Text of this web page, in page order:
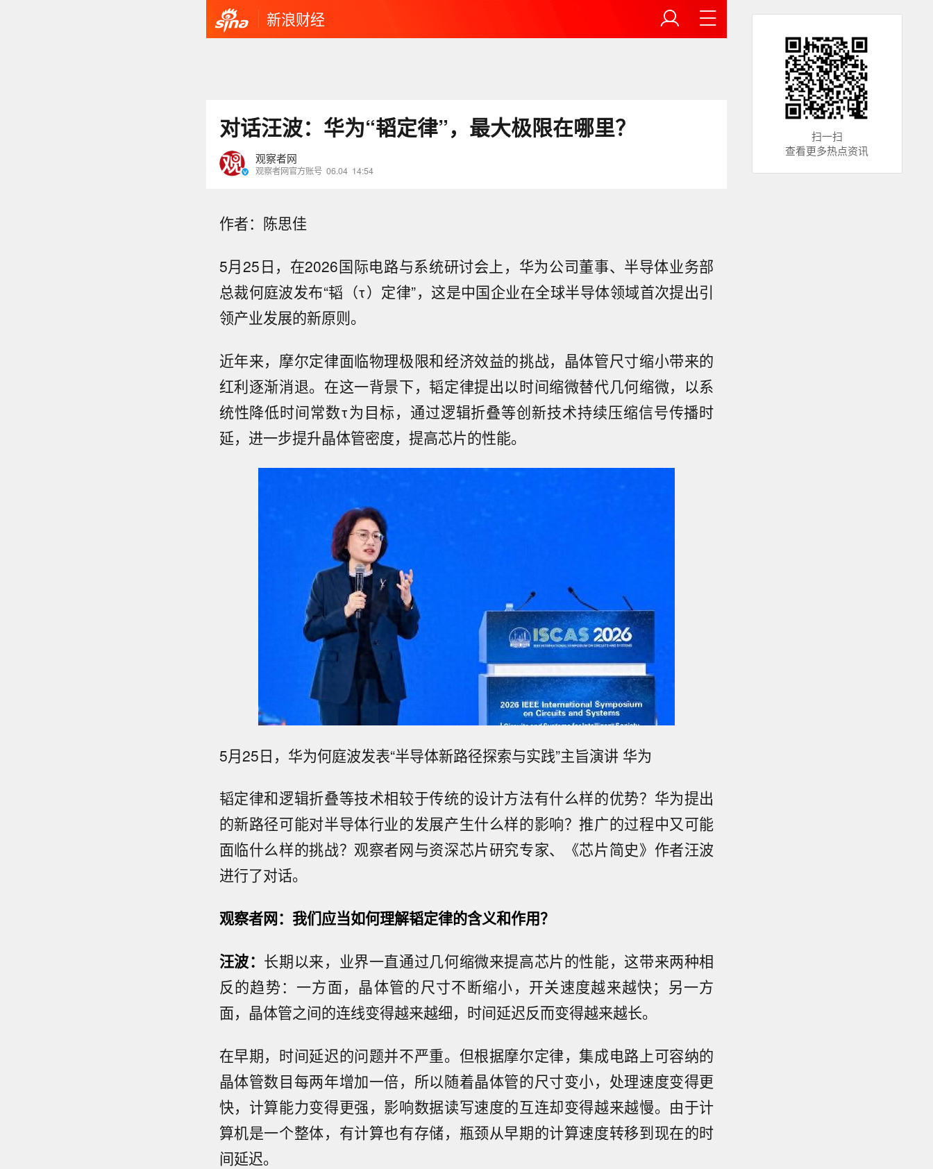
新浪财经
对话汪波：华为“韬定律”，最大极限在哪里？
观察者网
观察者网官方账号 06.04 14:54
作者：陈思佳
5月25日，在2026国际电路与系统研讨会上，华为公司董事、半导体业务部
总裁何庭波发布“韬（τ）定律”，这是中国企业在全球半导体领域首次提出引
领产业发展的新原则。
近年来，摩尔定律面临物理极限和经济效益的挑战，晶体管尺寸缩小带来的
红利逐渐消退。在这一背景下，韬定律提出以时间缩微替代几何缩微，以系
统性降低时间常数τ为目标，通过逻辑折叠等创新技术持续压缩信号传播时
延，进一步提升晶体管密度，提高芯片的性能。
5月25日，华为何庭波发表“半导体新路径探索与实践”主旨演讲 华为
韬定律和逻辑折叠等技术相较于传统的设计方法有什么样的优势？华为提出
的新路径可能对半导体行业的发展产生什么样的影响？推广的过程中又可能
面临什么样的挑战？观察者网与资深芯片研究专家、《芯片简史》作者汪波
进行了对话。
观察者网：我们应当如何理解韬定律的含义和作用？
汪波： 长期以来，业界一直通过几何缩微来提高芯片的性能，这带来两种相
反的趋势：一方面，晶体管的尺寸不断缩小，开关速度越来越快；另一方
面，晶体管之间的连线变得越来越细，时间延迟反而变得越来越长。
在早期，时间延迟的问题并不严重。但根据摩尔定律，集成电路上可容纳的
晶体管数目每两年增加一倍，所以随着晶体管的尺寸变小，处理速度变得更
快，计算能力变得更强，影响数据读写速度的互连却变得越来越慢。由于计
算机是一个整体，有计算也有存储，瓶颈从早期的计算速度转移到现在的时
间延迟。
扫一扫
查看更多热点资讯